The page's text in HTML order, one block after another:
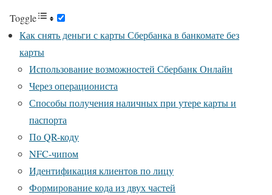
Toggle
Как снять деньги с карты Сбербанка в банкомате без
карты
Использование возможностей Сбербанк Онлайн
Через операциониста
Способы получения наличных при утере карты и
паспорта
По QR-коду
NFC-чипом
Идентификация клиентов по лицу
Формирование кода из двух частей